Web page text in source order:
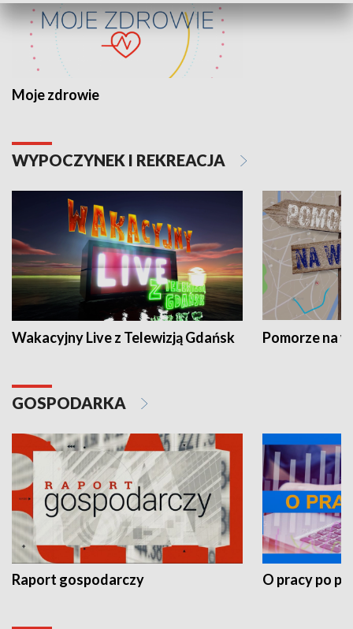
Moje zdrowie
WYPOCZYNEK I REKREACJA
Wakacyjny Live z Telewizją Gdańsk Pomorze na
GOSPODARKA
Raport gospodarczy O pracy po